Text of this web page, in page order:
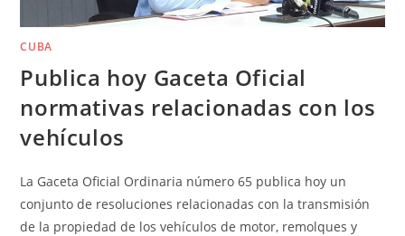
CUBA
Publica hoy Gaceta Oficial
normativas relacionadas con los
vehículos
La Gaceta Oficial Ordinaria número 65 publica hoy un
conjunto de resoluciones relacionadas con la transmisión
de la propiedad de los vehículos de motor, remolques y